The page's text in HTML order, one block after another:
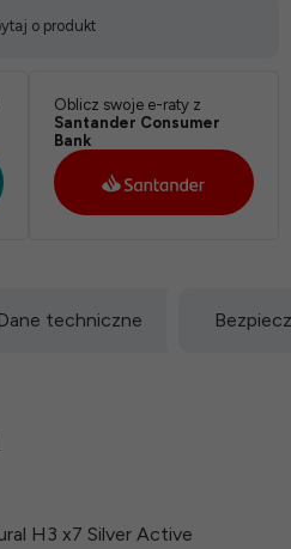
o produkt
Oblicz swoje e-raty z
Santander Consumer
Bank
Dane techniczne
H3 x7 Silver Active